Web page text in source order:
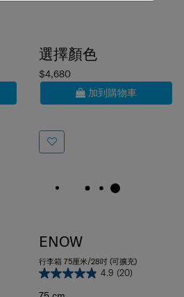
$4,680
加到購物車
行李箱 75厘米/28吋 (可擴充)
4.9 (20)
75 cm